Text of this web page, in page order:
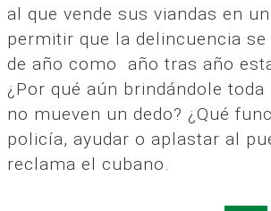
al que vende sus viandas en
permitir que la delincuencia se
de año como año tras año
¿Por qué aún brindándole
no mueven un dedo? ¿Qué
policía, ayudar o aplastar al
reclama el cubano.